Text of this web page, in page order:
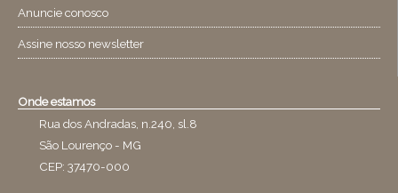
Anuncie conosco
Assine nosso newsletter
Onde estamos
Rua dos Andradas, n.240, sl.8
São Lourenço - MG
CEP: 37470-000